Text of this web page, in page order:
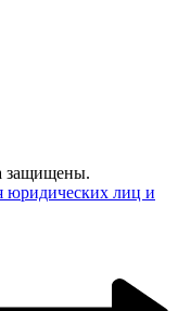
юридических лиц и